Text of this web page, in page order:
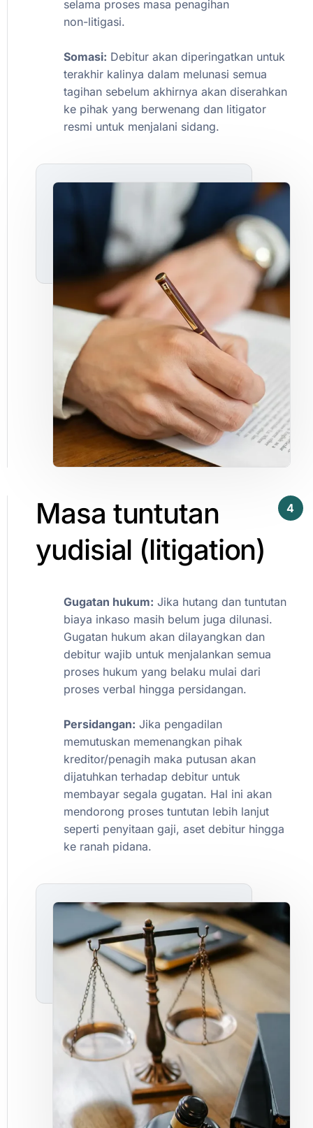
selama proses masa penagihan
non-litigasi.
Somasi: Debitur akan diperingatkan untuk
terakhir kalinya dalam melunasi semua
tagihan sebelum akhirnya akan diserahkan
ke pihak yang berwenang dan litigator
resmi untuk menjalani sidang.
Masa tuntutan
yudisial (litigation)​
4
Gugatan hukum: Jika hutang dan tuntutan
biaya inkaso masih belum juga dilunasi.
Gugatan hukum akan dilayangkan dan
debitur wajib untuk menjalankan semua
proses hukum yang belaku mulai dari
proses verbal hingga persidangan.
Persidangan: Jika pengadilan
memutuskan memenangkan pihak
kreditor/penagih maka putusan akan
dijatuhkan terhadap debitur untuk
membayar segala gugatan. Hal ini akan
mendorong proses tuntutan lebih lanjut
seperti penyitaan gaji, aset debitur hingga
ke ranah pidana.